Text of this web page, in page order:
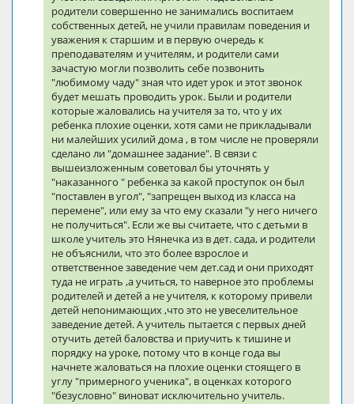
родители совершенно не занимались воспитаем
собственных детей, не учили правилам поведения и
уважения к старшим и в первую очередь к
преподавателям и учителям, и родители сами
зачастую могли позволить себе позвонить
"любимому чаду" зная что идет урок и этот звонок
будет мешать проводить урок. Были и родители
которые жаловались на учителя за то, что у их
ребенка плохие оценки, хотя сами не прикладывали
ни малейших усилий дома , в том числе не проверяли
сделано ли "домашнее задание". В связи с
вышеизложенным советовал бы уточнять у
"наказанного " ребенка за какой проступок он был
"поставлен в угол", "запрещен выход из класса на
перемене", или ему за что ему сказали "у него ничего
не получиться". Если же вы считаете, что с детьми в
школе учитель это Нянечка из в дет. сада, и родители
не объяснили, что это более взрослое и
ответственное заведение чем дет.сад и они приходят
туда не играть ,а учиться, то наверное это проблемы
родителей и детей а не учителя, к которому привели
детей непонимающих ,что это не увеселительное
заведение детей. А учитель пытается с первых дней
отучить детей баловства и приучить к тишине и
порядку на уроке, потому что в конце года вы
начнете жаловаться на плохие оценки стоящего в
углу "примерного ученика", в оценках которого
"безусловно" виноват исключительно учитель.